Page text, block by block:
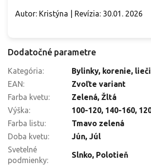
Autor: Kristýna | Revízia: 30.01. 2026
Dodatočné parametre
Kategória:
Bylinky, korenie,
EAN:
Zvoľte variant
Farba kvetu:
Zelená, Žltá
Výška: 100-120, 140-160,
Farba listu:
Tmavo zelená
Doba kvetu: Jún, Júl
Svetelné
podmienky:
Slnko, Polotieň